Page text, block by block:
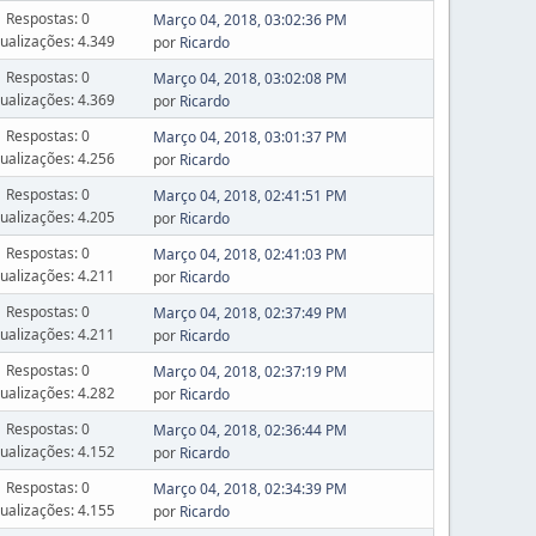
Respostas: 0
4.349
Março 04, 2018, 03:02:36 PM
por Ricardo
Respostas: 0
4.369
Março 04, 2018, 03:02:08 PM
por Ricardo
Respostas: 0
4.256
Março 04, 2018, 03:01:37 PM
por Ricardo
Respostas: 0
4.205
Março 04, 2018, 02:41:51 PM
por Ricardo
Respostas: 0
4.211
Março 04, 2018, 02:41:03 PM
por Ricardo
Respostas: 0
4.211
Março 04, 2018, 02:37:49 PM
por Ricardo
Respostas: 0
4.282
Março 04, 2018, 02:37:19 PM
por Ricardo
Respostas: 0
4.152
Março 04, 2018, 02:36:44 PM
por Ricardo
Respostas: 0
4.155
Março 04, 2018, 02:34:39 PM
por Ricardo